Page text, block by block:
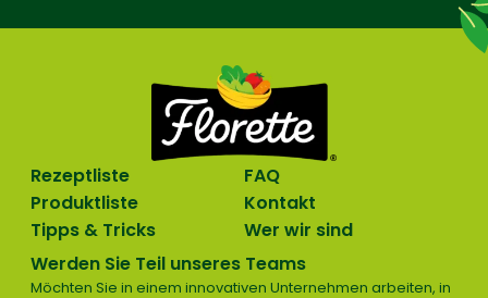
Rezeptliste
Produktliste
Tipps & Tricks
FAQ
Kontakt
Wer wir sind
Werden Sie Teil unseres Teams
Möchten Sie in einem innovativen Unternehmen arbeiten, in